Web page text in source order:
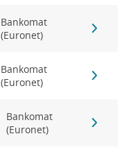
Bankomat
(Euronet)
Bankomat
(Euronet)
Bankomat
(Euronet)